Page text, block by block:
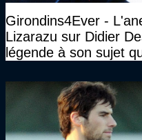
Girondins4Ever -
Lizarazu sur Didier
légende à son sujet